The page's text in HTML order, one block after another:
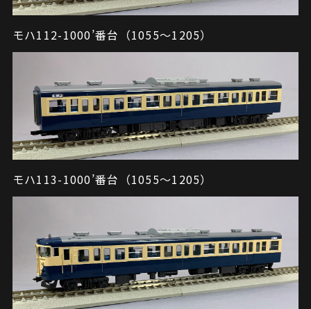
モハ112-1000’番台（1055～1205）
モハ113-1000’番台（1055～1205）